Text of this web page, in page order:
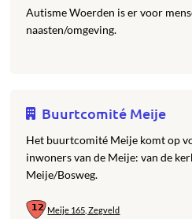
Autisme Woerden is er voor
naasten/omgeving.
Buurtcomité Meije
Het buurtcomité Meije komt op
inwoners van de Meije: van de
Meije/Bosweg.
Meije 165, Zegveld